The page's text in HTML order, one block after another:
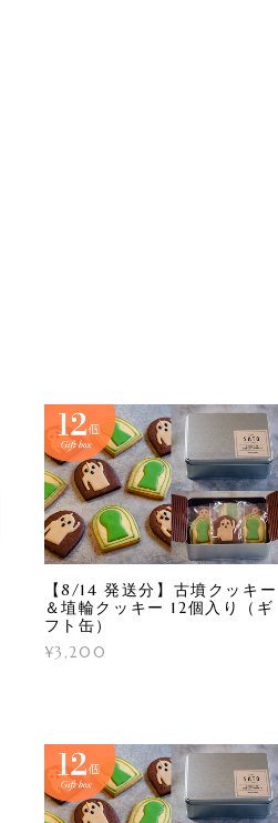
【8/14 発送分】古墳クッキー
＆埴輪クッキー 12個入り（ギ
フト缶）
¥3,200